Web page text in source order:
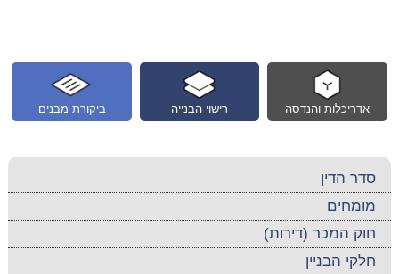
ביקורת מבנים רישוי הבנייה אדריכלות והנדסה
סדר הדין
מומחים
חוק המכר (דירות)
חלקי הבניין